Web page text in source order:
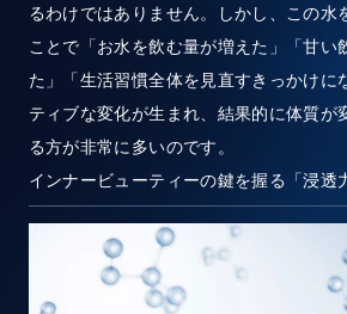
るわけではありません。しかし、この水
ことで「お水を飲む量が増えた」「甘い
た」「生活習慣全体を見直すきっかけに
ティブな変化が生まれ、結果的に体質が
る方が非常に多いのです。
インナービューティーの鍵を握る「浸透